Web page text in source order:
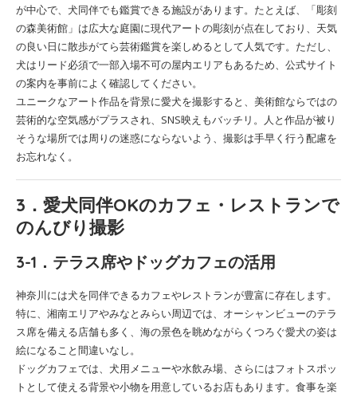
が中心で、犬同伴でも鑑賞できる施設があります。たとえば、「彫刻
の森美術館」は広大な庭園に現代アートの彫刻が点在しており、天気
の良い日に散歩がてら芸術鑑賞を楽しめるとして人気です。ただし、
犬はリード必須で一部入場不可の屋内エリアもあるため、公式サイト
の案内を事前によく確認してください。
ユニークなアート作品を背景に愛犬を撮影すると、美術館ならではの
芸術的な空気感がプラスされ、SNS映えもバッチリ。人と作品が被り
そうな場所では周りの迷惑にならないよう、撮影は手早く行う配慮を
お忘れなく。
3．愛犬同伴OKのカフェ・レストランで
のんびり撮影
3-1．テラス席やドッグカフェの活用
神奈川には犬を同伴できるカフェやレストランが豊富に存在します。
特に、湘南エリアやみなとみらい周辺では、オーシャンビューのテラ
ス席を備える店舗も多く、海の景色を眺めながらくつろぐ愛犬の姿は
絵になること間違いなし。
ドッグカフェでは、犬用メニューや水飲み場、さらにはフォトスポッ
トとして使える背景や小物を用意しているお店もあります。食事を楽